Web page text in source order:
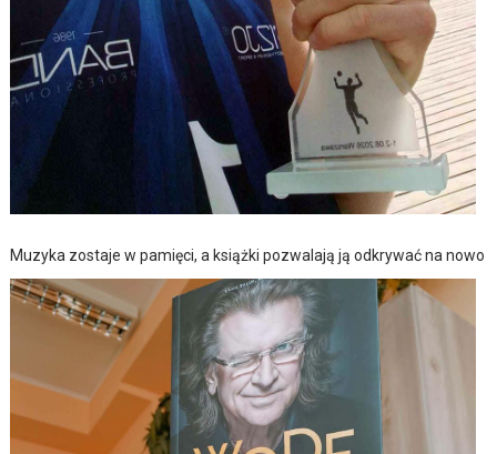
Muzyka zostaje w pamięci, a książki pozwalają ją odkrywać na nowo